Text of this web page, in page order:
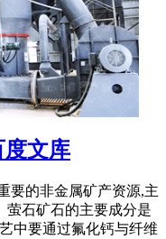
度文库
要的非金属矿产资源,主
萤石矿石的主要成分是
中要通过氟化钙与纤维